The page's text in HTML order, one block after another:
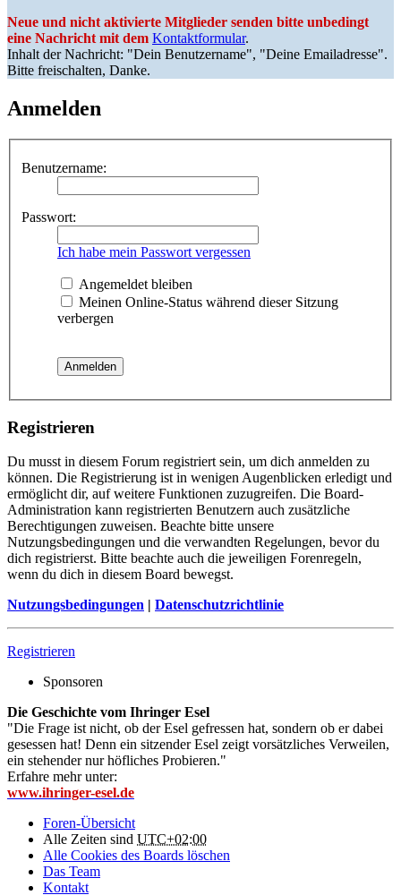
Neue und nicht aktivierte Mitglieder senden bitte unbedingt
eine Nachricht mit dem Kontaktformular.
Inhalt der Nachricht: "Dein Benutzername", "Deine Emailadresse".
Bitte freischalten, Danke.
Anmelden
Benutzername:
Passwort:
Ich habe mein Passwort vergessen
Angemeldet bleiben
Meinen Online-Status während dieser Sitzung
verbergen
Registrieren
Du musst in diesem Forum registriert sein, um dich anmelden zu
können. Die Registrierung ist in wenigen Augenblicken erledigt und
ermöglicht dir, auf weitere Funktionen zuzugreifen. Die Board-
Administration kann registrierten Benutzern auch zusätzliche
Berechtigungen zuweisen. Beachte bitte unsere
Nutzungsbedingungen und die verwandten Regelungen, bevor du
dich registrierst. Bitte beachte auch die jeweiligen Forenregeln,
wenn du dich in diesem Board bewegst.
Nutzungsbedingungen | Datenschutzrichtlinie
Registrieren
Sponsoren
Die Geschichte vom Ihringer Esel
"Die Frage ist nicht, ob der Esel gefressen hat, sondern ob er dabei
gesessen hat! Denn ein sitzender Esel zeigt vorsätzliches Verweilen,
ein stehender nur höfliches Probieren."
Erfahre mehr unter:
www.ihringer-esel.de
Foren-Übersicht
Alle Zeiten sind UTC+02:00
Alle Cookies des Boards löschen
Das Team
Kontakt